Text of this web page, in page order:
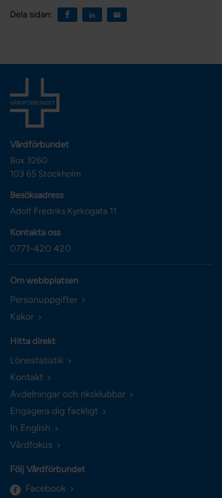
Dela sidan:
Vårdförbundet
Box 3260
103 65 Stockholm
Besöksadress
Adolf Fredriks Kyrkogata 11
Kontakta oss
0771-420 420
Om webbplatsen
Personuppgifter
Kakor
Hitta direkt
Lönestatistik
Kontakt
Avdelningar och riksklubbar
Engagera dig fackligt
In English
Vårdfokus
Följ Vårdförbundet
Facebook